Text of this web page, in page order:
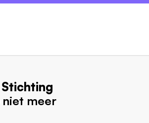
Stichting
niet meer